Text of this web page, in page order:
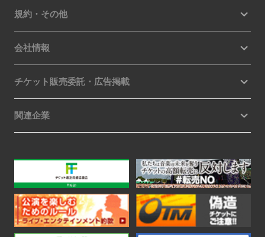
規約・その他
会社情報
チケット販売委託・広告掲載
関連企業